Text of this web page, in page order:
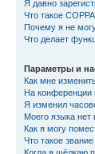
Я давно
Что такое
Почему я не
Что делает
Параметры и
Как мне
На конференции
Я изменил
Моего языка нет
Как я могу
Что такое